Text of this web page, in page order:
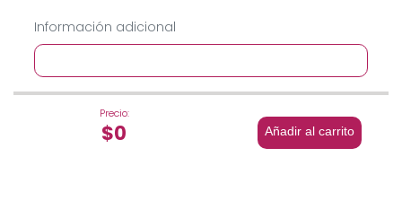
Información adicional
Precio:
$0 Añadir al carrito